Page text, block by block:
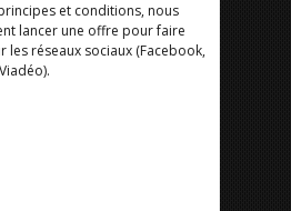
et conditions, nous
lancer une offre pour faire
réseaux sociaux (Facebook,